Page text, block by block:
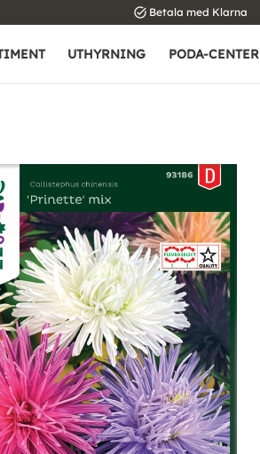
task_alt Betala med Klarna
UTHYRNING PODA-CENTER